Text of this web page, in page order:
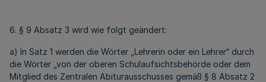
6. § 9 Absatz 3 wird wie folgt geändert:
a) In Satz 1 werden die Wörter „Lehrerin oder ein Lehrer“ durch
die Wörter „von der oberen Schulaufsichtsbehörde oder dem
Mitglied des Zentralen Abiturausschusses gemäß § 8 Absatz 2